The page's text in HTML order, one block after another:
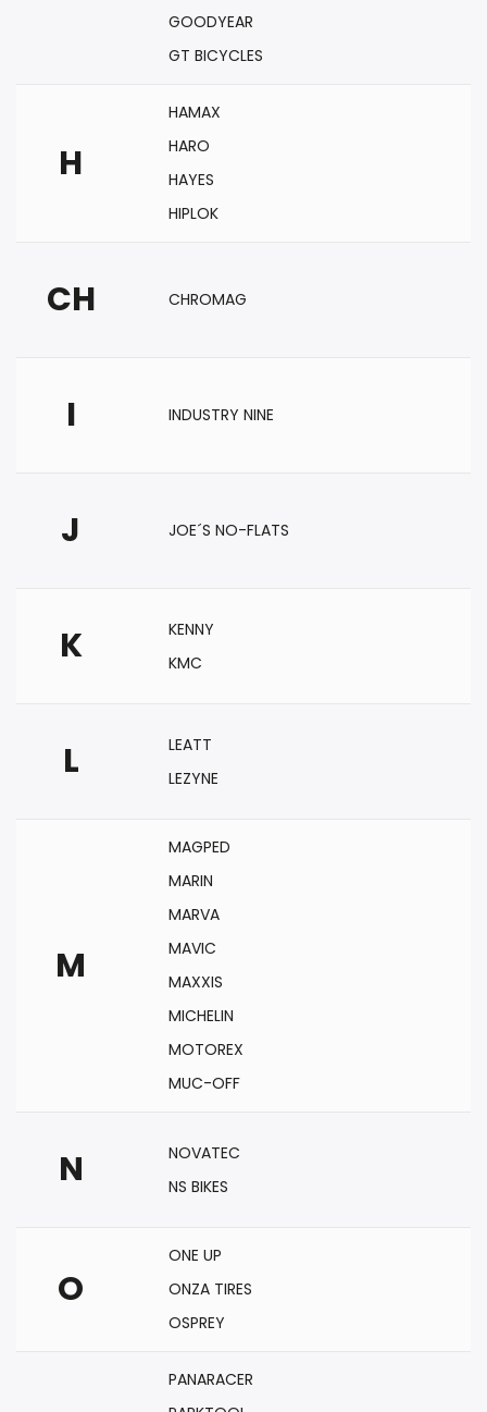
GOODYEAR
GT BICYCLES
H
HAMAX
HARO
HAYES
HIPLOK
CH CHROMAG
I INDUSTRY NINE
J JOE´S NO-FLATS
K
KENNY
KMC
L
LEATT
LEZYNE
M
MAGPED
MARIN
MARVA
MAVIC
MAXXIS
MICHELIN
MOTOREX
MUC-OFF
N
NOVATEC
NS BIKES
O
ONE UP
ONZA TIRES
OSPREY
PANARACER